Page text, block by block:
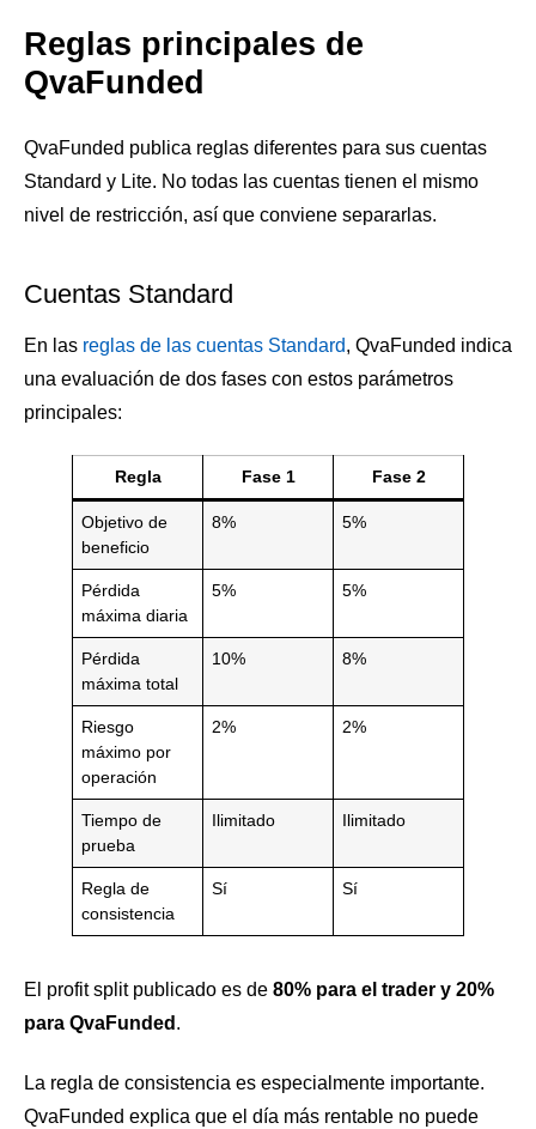
Reglas principales de
QvaFunded
QvaFunded publica reglas diferentes para sus cuentas
Standard y Lite. No todas las cuentas tienen el mismo
nivel de restricción, así que conviene separarlas.
Cuentas Standard
En las reglas de las cuentas Standard, QvaFunded indica
una evaluación de dos fases con estos parámetros
principales:
Regla Fase 1 Fase 2
Objetivo de
beneficio
8% 5%
Pérdida
máxima diaria
5% 5%
Pérdida
máxima total
10% 8%
Riesgo
máximo por
operación
2% 2%
Tiempo de
prueba
Ilimitado Ilimitado
Regla de
consistencia
Sí Sí
El profit split publicado es de 80% para el trader y 20%
para QvaFunded .
La regla de consistencia es especialmente importante.
QvaFunded explica que el día más rentable no puede